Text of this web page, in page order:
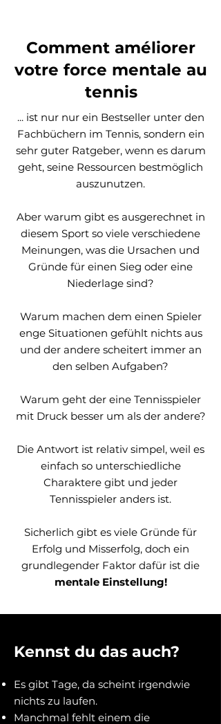
Comment améliorer
votre force mentale au
tennis
... ist nur nur ein Bestseller unter den
Fachbüchern im Tennis, sondern ein
sehr guter Ratgeber, wenn es darum
geht, seine Ressourcen bestmöglich
auszunutzen.
Aber warum gibt es ausgerechnet in
diesem Sport so viele verschiedene
Meinungen, was die Ursachen und
Gründe für einen Sieg oder eine
Niederlage sind?
Warum machen dem einen Spieler
enge Situationen gefühlt nichts aus
und der andere scheitert immer an
den selben Aufgaben?
Warum geht der eine Tennisspieler
mit Druck besser um als der andere?
Die Antwort ist relativ simpel, weil es
einfach so unterschiedliche
Charaktere gibt und jeder
Tennisspieler anders ist.
Sicherlich gibt es viele Gründe für
Erfolg und Misserfolg, doch ein
grundlegender Faktor dafür ist die
mentale Einstellung!
Kennst du das auch?
Es gibt Tage, da scheint ​​irgendwie
nichts zu laufen.
Manchmal fehlt einem die